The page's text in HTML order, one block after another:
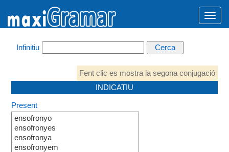
Infinitiu
Fent clic es mostra la segona conjugació
INDICATIU
Present
ensofronyo
ensofronyes
ensofronya
ensofronyem